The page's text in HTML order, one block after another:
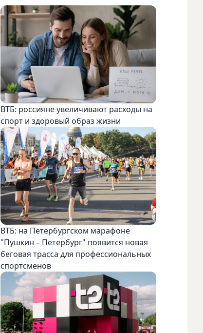
ВТБ: россияне увеличивают расходы на
спорт и здоровый образ жизни
ВТБ: на Петербургском марафоне
"Пушкин – Петербург" появится новая
беговая трасса для профессиональных
спортсменов